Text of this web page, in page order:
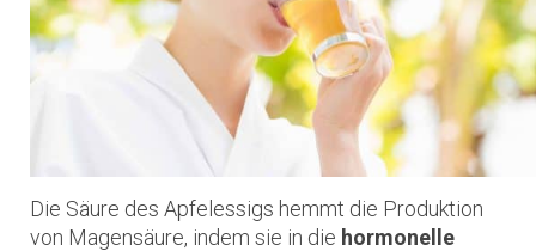
Die Säure des Apfelessigs hemmt die Produktion
von Magensäure, indem sie in die hormonelle